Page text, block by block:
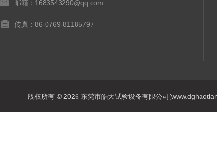
邮箱：1683543290@qq.com
传真：86-0769-81185797
版权所有 © 2026 东莞市皓天试验设备有限公司